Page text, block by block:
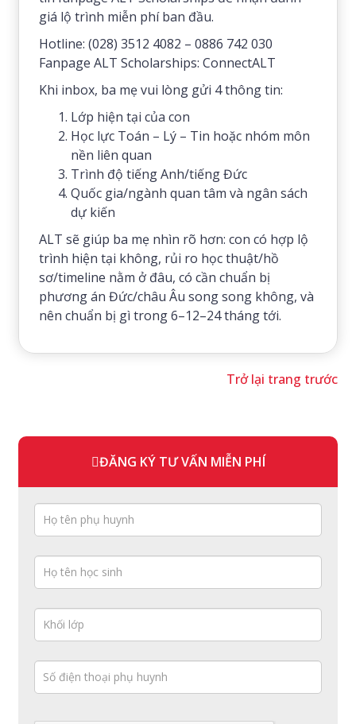
giá lộ trình miễn phí ban đầu.
Hotline: (028) 3512 4082 – 0886 742 030
Fanpage ALT Scholarships: ConnectALT
Khi inbox, ba mẹ vui lòng gửi 4 thông tin:
Lớp hiện tại của con
Học lực Toán – Lý – Tin hoặc nhóm môn
nền liên quan
Trình độ tiếng Anh/tiếng Đức
Quốc gia/ngành quan tâm và ngân sách
dự kiến
ALT sẽ giúp ba mẹ nhìn rõ hơn: con có hợp lộ
trình hiện tại không, rủi ro học thuật/hồ
sơ/timeline nằm ở đâu, có cần chuẩn bị
phương án Đức/châu Âu song song không, và
nên chuẩn bị gì trong 6–12–24 tháng tới.
Trở lại trang trước
ĐĂNG KÝ TƯ VẤN MIỄN PHÍ